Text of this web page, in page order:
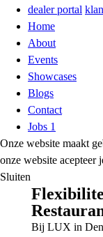
dealer portal
Home
About
Events
Showcases
Blogs
Contact
Jobs 1
Onze website maakt
onze website acepteer
Sluiten
Bij LUX in Den